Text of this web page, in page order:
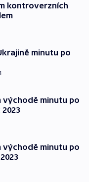
kontroverzních
minutu po
východě minutu po
východě minutu po